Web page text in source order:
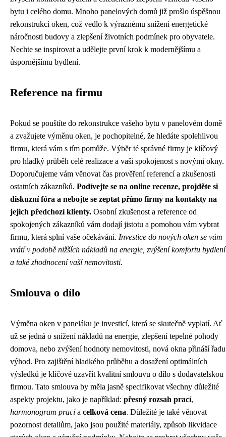
bytu i celého domu. Mnoho panelových domů již prošlo úspěšnou
rekonstrukcí oken, což vedlo k výraznému snížení energetické
náročnosti budovy a zlepšení životních podmínek pro obyvatele.
Nechte se inspirovat a udělejte první krok k modernějšímu a
úspornějšímu bydlení.
Reference na firmu
Pokud se pouštíte do rekonstrukce vašeho bytu v panelovém domě
a zvažujete výměnu oken, je pochopitelné, že hledáte spolehlivou
firmu, která vám s tím pomůže. Výběr té správné firmy je klíčový
pro hladký průběh celé realizace a vaši spokojenost s novými okny.
Doporučujeme vám věnovat čas prověření referencí a zkušenosti
ostatních zákazníků. Podívejte se na online recenze, projděte si
diskuzní fóra a nebojte se zeptat přímo firmy na kontakty na
jejich předchozí klienty. Osobní zkušenost a reference od
spokojených zákazníků vám dodají jistotu a pomohou vám vybrat
firmu, která splní vaše očekávání. Investice do nových oken se vám
vrátí v podobě nižších nákladů na energie, zvýšení komfortu bydlení
a také zhodnocení vaší nemovitosti.
Smlouva o dílo
Výměna oken v paneláku je investicí, která se skutečně vyplatí. Ať
už se jedná o snížení nákladů na energie, zlepšení tepelné pohody
domova, nebo zvýšení hodnoty nemovitosti, nová okna přináší řadu
výhod. Pro zajištění hladkého průběhu a dosažení optimálních
výsledků je klíčové uzavřít kvalitní smlouvu o dílo s dodavatelskou
firmou. Tato smlouva by měla jasně specifikovat všechny důležité
aspekty projektu, jako je například: přesný rozsah prací,
harmonogram pracía celková cena. Důležité je také věnovat
pozornost detailům, jako jsou použité materiály, způsob likvidace